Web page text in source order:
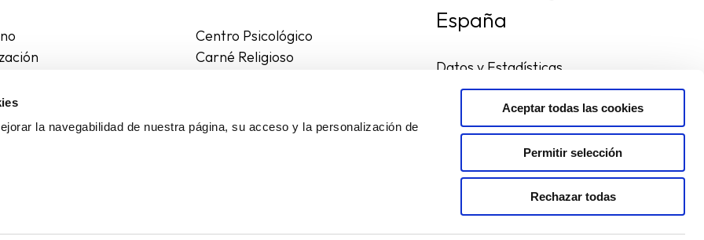
la navegabilidad de nuestra página, su acceso y la personalización de
Aceptar todas las cookies
Permitir selección
Rechazar todas
seguros
Centro Psicológico
Carné Religioso
Actividades
España
Datos y Estadísticas
Preguntas frecuentes
Mapa de congregaciones